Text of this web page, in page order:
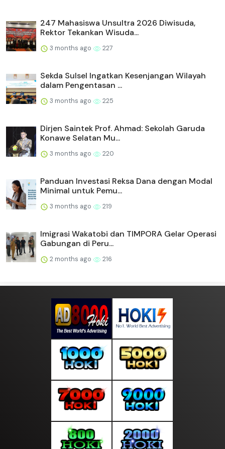
247 Mahasiswa Unsultra 2026 Diwisuda,
Rektor Tekankan Wisuda...
3 months ago 227
Sekda Sulsel Ingatkan Kesenjangan Wilayah
dalam Pengentasan ...
3 months ago 225
Dirjen Saintek Prof. Ahmad: Sekolah Garuda
Konawe Selatan Mu...
3 months ago 220
Panduan Investasi Reksa Dana dengan Modal
Minimal untuk Pemu...
3 months ago 219
Imigrasi Wakatobi dan TIMPORA Gelar Operasi
Gabungan di Peru...
2 months ago 216